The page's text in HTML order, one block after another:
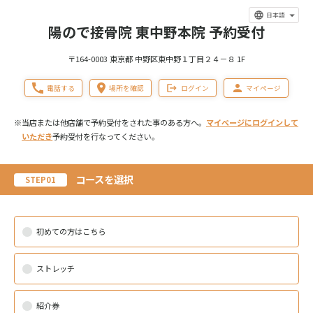
日本語
陽ので接骨院 東中野本院 予約受付
〒164-0003 東京都 中野区東中野１丁目２４－８ 1F
電話する 場所を確認 ログイン マイページ
※当店または他店舗で予約受付をされた事のある方へ。 マイページにログインして
いただき予約受付を行なってください。
STEP01 コースを選択
初めての方はこちら
ストレッチ
紹介券